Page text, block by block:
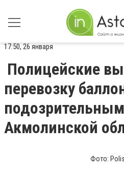
17:50, 26 января
Полицейские
перевозку
Акмолинской
Фото: